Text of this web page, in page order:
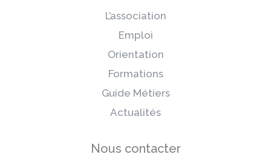
L’association
Emploi
Orientation
Formations
Guide Métiers
Actualités
Nous contacter